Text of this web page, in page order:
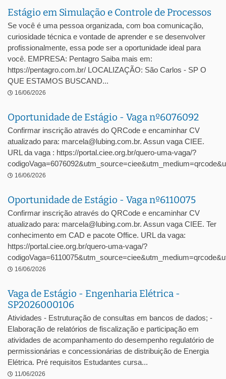
Estágio em Simulação e Controle de Processos
Se você é uma pessoa organizada, com boa comunicação,
curiosidade técnica e vontade de aprender e se desenvolver
profissionalmente, essa pode ser a oportunidade ideal para
você. EMPRESA: Pentagro Saiba mais em:
https://pentagro.com.br/ LOCALIZAÇÃO: São Carlos - SP O
QUE ESTAMOS BUSCAND...
16/06/2026
Oportunidade de Estágio - Vaga nº6076092
Confirmar inscrição através do QRCode e encaminhar CV
atualizado para: marcela@lubing.com.br. Assun vaga CIEE.
URL da vaga : https://portal.ciee.org.br/quero-uma-vaga/?
16/06/2026
Oportunidade de Estágio - Vaga nº6110075
Confirmar inscrição através do QRCode e encaminhar CV
atualizado para: marcela@lubing.com.br. Assun vaga CIEE. Ter
conhecimento em CAD e pacote Office. URL da vaga:
https://portal.ciee.org.br/quero-uma-vaga/?
16/06/2026
Vaga de Estágio - Engenharia Elétrica -
SP2026000106
Atividades - Estruturação de consultas em bancos de dados; -
Elaboração de relatórios de fiscalização e participação em
atividades de acompanhamento do desempenho regulatório de
permissionárias e concessionárias de distribuição de Energia
Elétrica. Pré requisitos Estudantes cursa...
11/06/2026